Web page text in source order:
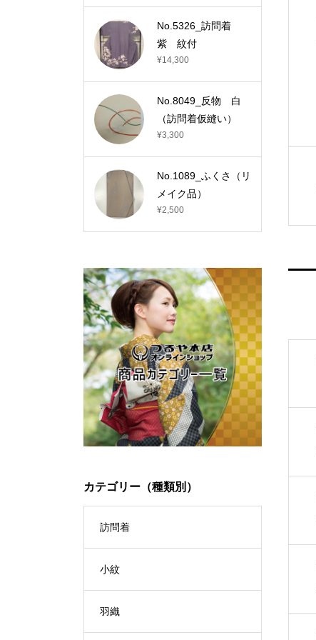
No.5326_訪問着
紫 紋付
¥14,300
No.8049_反物 白
（訪問着仮縫い）
¥3,300
No.1089_ふくさ（リ
メイク品）
¥2,500
カテゴリー（種類別）
訪問着
小紋
羽織